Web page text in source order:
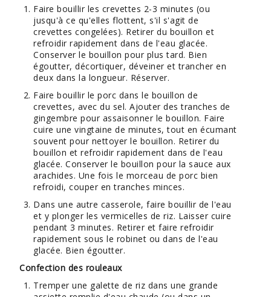
Faire bouillir les crevettes 2-3 minutes (ou
jusqu'à ce qu'elles flottent, s'il s'agit de
crevettes congelées). Retirer du bouillon et
refroidir rapidement dans de l'eau glacée.
Conserver le bouillon pour plus tard. Bien
égoutter, décortiquer, déveiner et trancher en
deux dans la longueur. Réserver.
Faire bouillir le porc dans le bouillon de
crevettes, avec du sel. Ajouter des tranches de
gingembre pour assaisonner le bouillon. Faire
cuire une vingtaine de minutes, tout en écumant
souvent pour nettoyer le bouillon. Retirer du
bouillon et refroidir rapidement dans de l'eau
glacée. Conserver le bouillon pour la sauce aux
arachides. Une fois le morceau de porc bien
refroidi, couper en tranches minces.
Dans une autre casserole, faire bouillir de l'eau
et y plonger les vermicelles de riz. Laisser cuire
pendant 3 minutes. Retirer et faire refroidir
rapidement sous le robinet ou dans de l'eau
glacée. Bien égoutter.
Confection des rouleaux
Tremper une galette de riz dans une grande